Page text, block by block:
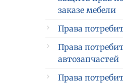
заказе мебели
Права
Права
автозапчастей
Права